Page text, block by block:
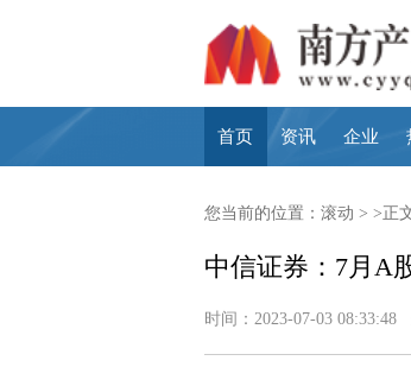
首页 资讯 企业
您当前的位置： 滚动 > >正
中信证券：7月A
时间：2023-07-03 08:33:48